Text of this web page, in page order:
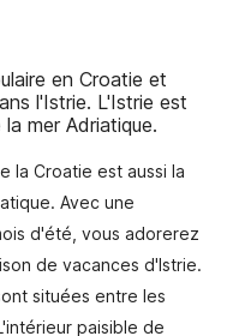
en Croatie et
l'Istrie. L'Istrie est
mer Adriatique.
la Croatie est aussi la
Avec une
d'été, vous adorerez
de vacances d'Istrie.
situées entre les
paisible de